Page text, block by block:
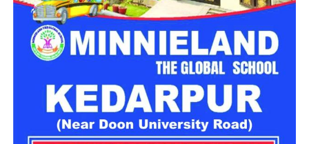
शिकायत मिलने के बाद विजिलेंस ने मामले का गोपनीय सत्यापन कराया।
प्रारंभिक जांच में आरोप सही पाए जाने पर पुलिस अधीक्षक, सतर्कता
अधिष्ठान सेक्टर हल्द्वानी के निर्देशन में निरीक्षक के नेतृत्व में विशेष ट्रैप टीम
का गठन किया गया।
शिकायत के बाद विजिलेंस ने की ये कार्रवाई